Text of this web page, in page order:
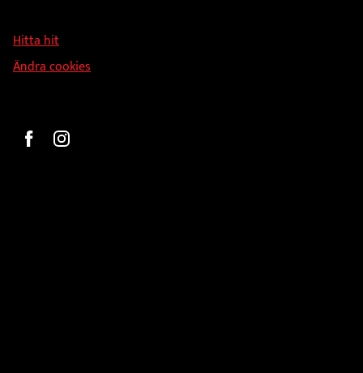
Hitta hit
Ändra cookies